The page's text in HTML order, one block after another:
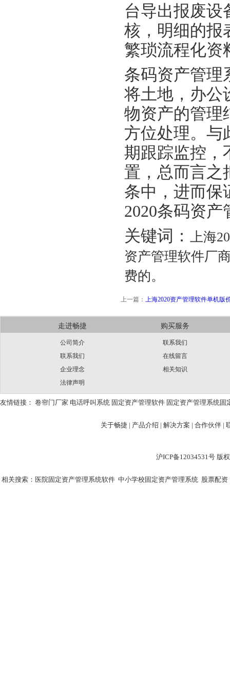
台导出报废设
核，明细的报
繁琐流程化资
条码资产管理
将土地，办公
物资产的管理
方位处理。与
期跟踪监控，
置，总而言之
条中，进而保
2020条码资
关键词： 上海
资产管理软件厂
费的。
上一篇： 上海2020资产管理软件单机版
走进畅捷
公司简介
联系我们
企业理念
法律声明
购买服务
联系我们
在线留言
相关知识
友情链接： 卷帘门厂家 电话呼叫系统 固定资产管理软件 固定资产管理系统固
关于畅捷 | 产品介绍 | 解决方案 | 合作伙伴 |
沪ICP备12034531号 版
相关搜索： 医院固定资产管理系统软件 中小学校固定资产管理系统 股票配资